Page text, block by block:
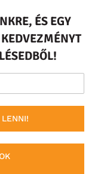
ÉS EGY